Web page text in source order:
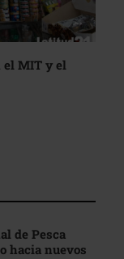
el MIT y el
de Pesca
hacia nuevos